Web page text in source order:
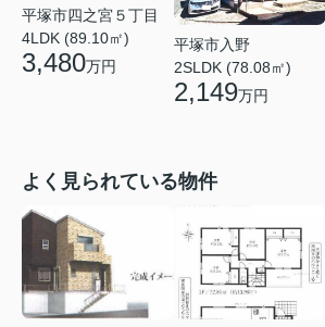
平塚市四之宮５丁目
4LDK (89.10㎡)
3,480万円
平塚市入野
2SLDK (78.08㎡)
2,149万円
よく見られている物件